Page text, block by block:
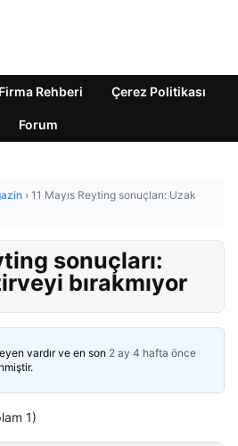
Firma Rehberi Çerez Politikası
Forum
› 11 Mayıs Reyting sonuçları: Uzak
sonuçları:
bırakmıyor
vardır ve en son 2 ay 4 hafta önce
1)